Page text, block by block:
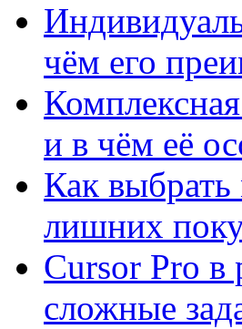
чём его
и в чём её
Как выбрать
лишних
Cursor Pro в
сложные